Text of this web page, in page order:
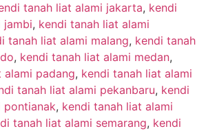
tanah liat alami jakarta, kendi
jambi, kendi tanah liat alami
tanah liat alami malang, kendi tanah
, kendi tanah liat alami medan,
alami padang, kendi tanah liat alami
tanah liat alami pekanbaru, kendi
pontianak, kendi tanah liat alami
tanah liat alami semarang, kendi